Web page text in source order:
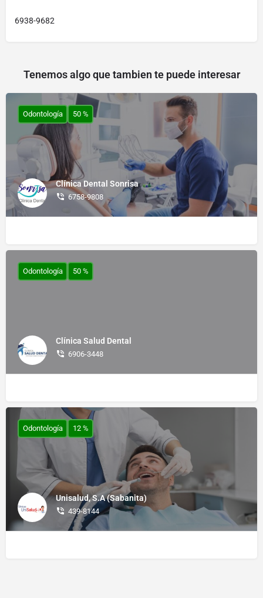
6938-9682
Tenemos algo que tambien te puede interesar
Clínica Dental Sonrisa
6758-9808
Odontología 50 %
Clínica Salud Dental
6906-3448
Odontología 50 %
Unisalud, S.A (Sabanita)
439-8144
Odontología 12 %